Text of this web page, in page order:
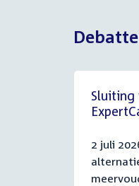
Sluiting
2 juli